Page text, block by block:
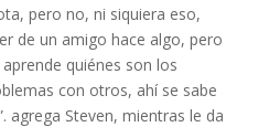
pero no, ni siquiera eso,
de un amigo hace algo, pero
quiénes son los
con otros, ahí se sabe
agrega Steven, mientras le da